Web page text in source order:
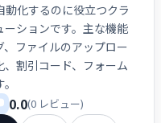
化するのに役立つクラ
ーションです。主な機能
、ファイルのアップロー
、割引コード、フォーム
0.0(0 レビュー)